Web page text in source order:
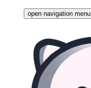
open navigation menu